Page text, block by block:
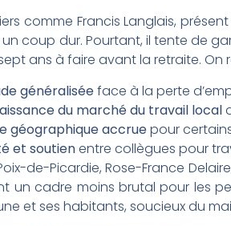
comme Francis Langlais,
coup dur. Pourtant, il tente de
ans à faire avant la retraite. On
généraliséeface à la perte
du marché du travail local
géographique accruepour
et soutienentre collègues pour
de-Picardie, Rose-France
un cadre moins brutal pour les
et ses habitants, soucieux du